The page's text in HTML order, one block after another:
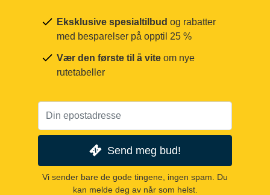
Eksklusive spesialtilbud og rabatter
med besparelser på opptil 25 %
Vær den første til å vite om nye
rutetabeller
Send meg bud!
Vi sender bare de gode tingene, ingen spam. Du
kan melde deg av når som helst.